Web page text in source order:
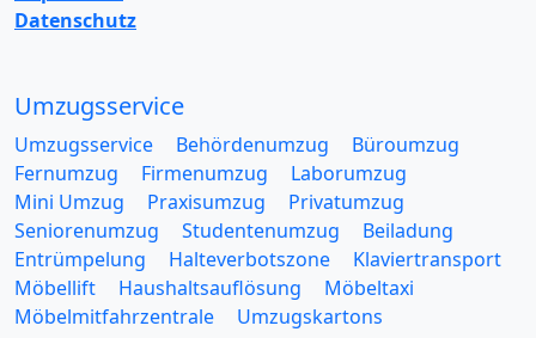
Datenschutz
Umzugsservice
Umzugsservice Behördenumzug
Büroumzug
Fernumzug
Firmenumzug
Laborumzug
Mini Umzug
Praxisumzug
Privatumzug
Seniorenumzug
Studentenumzug
Beiladung
Entrümpelung
Halteverbotszone
Klaviertransport
Möbellift
Haushaltsauflösung
Möbeltaxi
Möbelmitfahrzentrale
Umzugskartons